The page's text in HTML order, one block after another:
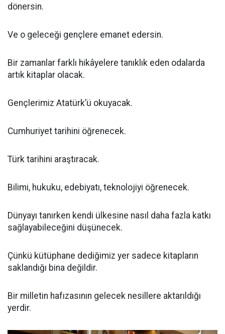
dönersin.
Ve o geleceği gençlere emanet edersin.
Bir zamanlar farklı hikâyelere tanıklık eden odalarda
artık kitaplar olacak.
Gençlerimiz Atatürk’ü okuyacak.
Cumhuriyet tarihini öğrenecek.
Türk tarihini araştıracak.
Bilimi, hukuku, edebiyatı, teknolojiyi öğrenecek.
Dünyayı tanırken kendi ülkesine nasıl daha fazla katkı
sağlayabileceğini düşünecek.
Çünkü kütüphane dediğimiz yer sadece kitapların
saklandığı bina değildir.
Bir milletin hafızasının gelecek nesillere aktarıldığı
yerdir.